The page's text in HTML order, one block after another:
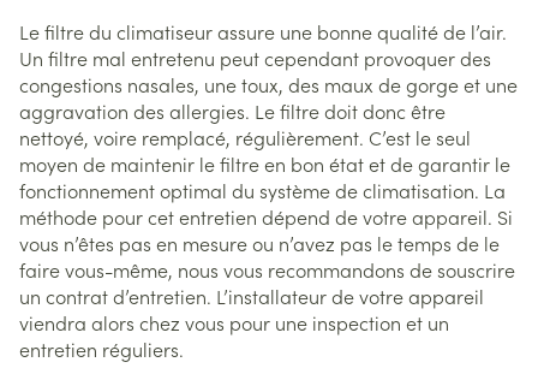
Le filtre du climatiseur assure une bonne qualité de l’air.
Un filtre mal entretenu peut cependant provoquer des
congestions nasales, une toux, des maux de gorge et une
aggravation des allergies. Le filtre doit donc être
nettoyé, voire remplacé, régulièrement. C’est le seul
moyen de maintenir le filtre en bon état et de garantir le
fonctionnement optimal du système de climatisation. La
méthode pour cet entretien dépend de votre appareil. Si
vous n’êtes pas en mesure ou n’avez pas le temps de le
faire vous-même, nous vous recommandons de souscrire
un contrat d’entretien. L’installateur de votre appareil
viendra alors chez vous pour une inspection et un
entretien réguliers.